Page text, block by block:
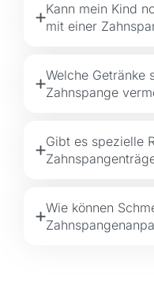
Kann mein Kind
mit einer
Welche Getränke
Zahnspange
Gibt es spezielle
Wie können